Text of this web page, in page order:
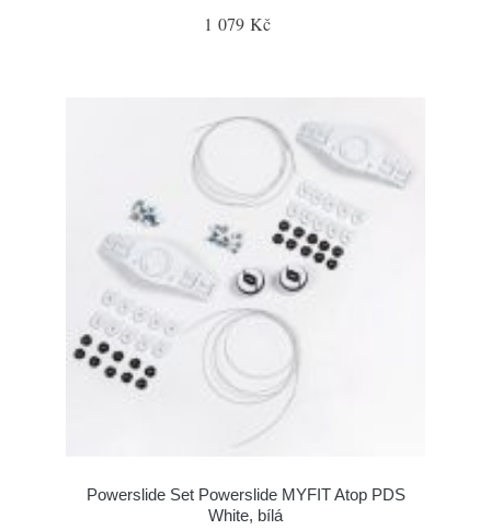
1 079 Kč
Powerslide Set Powerslide MYFIT Atop PDS
White, bílá